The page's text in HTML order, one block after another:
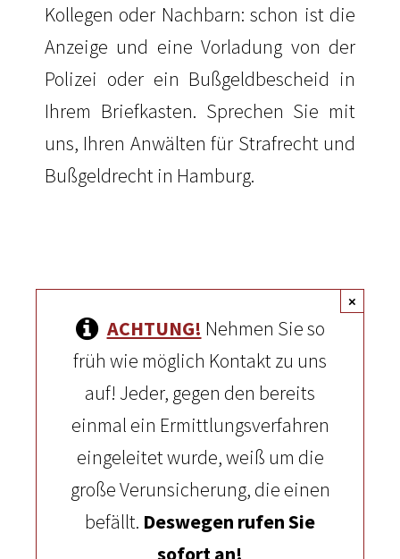
Kollegen oder Nachbarn: schon ist die
Anzeige und eine Vorladung von der
Polizei oder ein Bußgeldbescheid in
Ihrem Briefkasten. Sprechen Sie mit
uns, Ihren Anwälten für Strafrecht und
Bußgeldrecht in Hamburg.
×
ACHTUNG! Nehmen Sie so
früh wie möglich Kontakt zu uns
auf! Jeder, gegen den bereits
einmal ein Ermittlungsverfahren
eingeleitet wurde, weiß um die
große Verunsicherung, die einen
befällt. Deswegen rufen Sie
sofort an!